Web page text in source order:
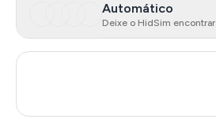
Automático
Deixe o HidSim encontrar